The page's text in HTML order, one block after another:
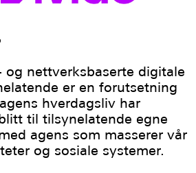
og nettverksbaserte digitale
er en forutsetning
hverdagsliv har
til tilsynelatende egne
agens som masserer vår
og sosiale systemer.